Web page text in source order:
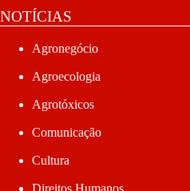
NOTÍCIAS
Agronegócio
Agroecologia
Agrotóxicos
Comunicação
Cultura